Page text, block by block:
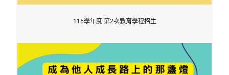
115學年度 第2次教育學程招生